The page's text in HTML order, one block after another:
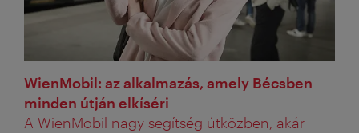
WienMobil: az alkalmazás, amely Bécsben
minden útján elkíséri
A WienMobil nagy segítség útközben, akár